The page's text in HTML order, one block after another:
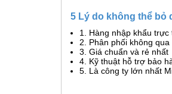
5 Lý do không thể bỏ
1. Hàng nhập khẩu trực
2. Phân phối không qua
3. Giá chuẩn và rẻ nhất
4. Kỹ thuật hỗ trợ bảo
5. Là công ty lớn nhất